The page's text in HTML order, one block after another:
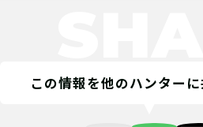
この情報を他のハンター